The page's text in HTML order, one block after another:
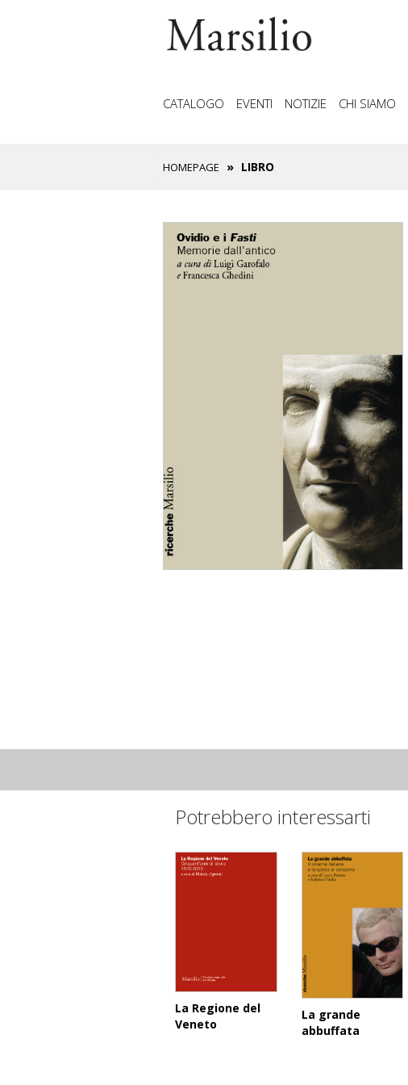
CATALOGO EVENTI NOTIZIE CHI SIAMO
HOMEPAGE LIBRO
Potrebbero interessarti
La Regione del
Veneto
La grande
abbuffata